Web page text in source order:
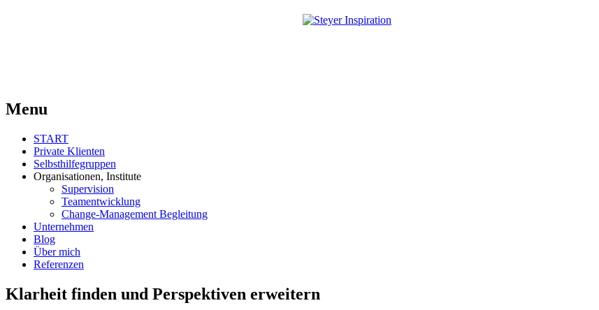
Menu
START
Private Klienten
Selbsthilfegruppen
Organisationen, Institute
Supervision
Teamentwicklung
Change-Management Begleitung
Unternehmen
Blog
Über mich
Referenzen
Klarheit finden und Perspektiven erweitern